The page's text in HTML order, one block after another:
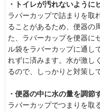
・トイレが汚れないように
ラバーカップで詰まりを取
ることがあるため、便器の
た、ラバーカップを便器に
ル袋をラバーカップに通し
れずに済みます。水が激し
るので、しっかりと対策し
・便器の中に水の量を調節
ラバーカップでつまりを取